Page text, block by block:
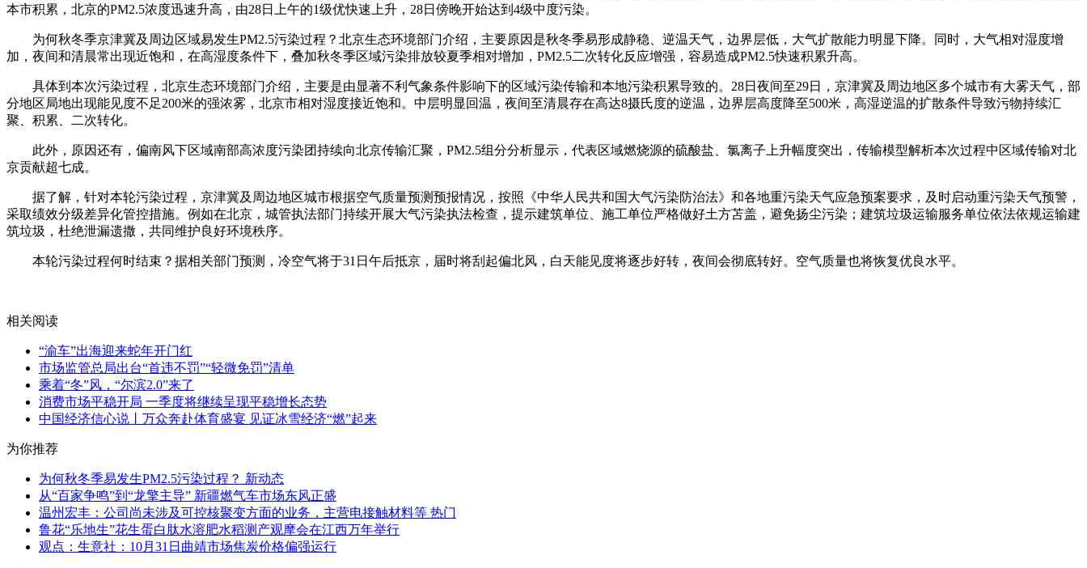
本市积累，北京的PM2.5浓度迅速升高，由28日上午的1级优快速上升，28日傍晚开始达到4级中度污染。
为何秋冬季京津冀及周边区域易发生PM2.5污染过程？北京生态环境部门介绍，主要原因是秋冬季易形成静稳、逆温天气，边界层低，大气扩散能力明显下降。同时，大气相对湿度增
加，夜间和清晨常出现近饱和，在高湿度条件下，叠加秋冬季区域污染排放较夏季相对增加，PM2.5二次转化反应增强，容易造成PM2.5快速积累升高。
具体到本次污染过程，北京生态环境部门介绍，主要是由显著不利气象条件影响下的区域污染传输和本地污染积累导致的。28日夜间至29日，京津冀及周边地区多个城市有大雾天气，部
分地区局地出现能见度不足200米的强浓雾，北京市相对湿度接近饱和。中层明显回温，夜间至清晨存在高达8摄氏度的逆温，边界层高度降至500米，高湿逆温的扩散条件导致污物持续汇
聚、积累、二次转化。
此外，原因还有，偏南风下区域南部高浓度污染团持续向北京传输汇聚，PM2.5组分分析显示，代表区域燃烧源的硫酸盐、氯离子上升幅度突出，传输模型解析本次过程中区域传输对北
京贡献超七成。
据了解，针对本轮污染过程，京津冀及周边地区城市根据空气质量预测预报情况，按照《中华人民共和国大气污染防治法》和各地重污染天气应急预案要求，及时启动重污染天气预警，
采取绩效分级差异化管控措施。例如在北京，城管执法部门持续开展大气污染执法检查，提示建筑单位、施工单位严格做好土方苫盖，避免扬尘污染；建筑垃圾运输服务单位依法依规运输建
筑垃圾，杜绝泄漏遗撒，共同维护良好环境秩序。
本轮污染过程何时结束？据相关部门预测，冷空气将于31日午后抵京，届时将刮起偏北风，白天能见度将逐步好转，夜间会彻底转好。空气质量也将恢复优良水平。
相关阅读
“渝车”出海迎来蛇年开门红
市场监管总局出台“首违不罚”“轻微免罚”清单
乘着“冬”风，“尔滨2.0”来了
消费市场平稳开局 一季度将继续呈现平稳增长态势
中国经济信心说丨万众奔赴体育盛宴 见证冰雪经济“燃”起来
为你推荐
为何秋冬季易发生PM2.5污染过程？ 新动态
从“百家争鸣”到“龙擎主导” 新疆燃气车市场东风正盛
温州宏丰：公司尚未涉及可控核聚变方面的业务，主营电接触材料等 热门
鲁花“乐地生”花生蛋白肽水溶肥水稻测产观摩会在江西万年举行
观点：生意社：10月31日曲靖市场焦炭价格偏强运行